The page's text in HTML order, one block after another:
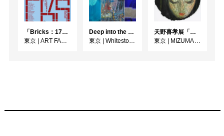
「Bricks：17人のかたち」
東京 | ART FACTORY城南島
Deep into the Blue―蒼の深層へ：木梨アイネ、名坂千吉郎、猪熊克芳
東京 | Whitestone Gallery
天野喜孝展「神話」
東京 | MIZUMA ART GALLERY